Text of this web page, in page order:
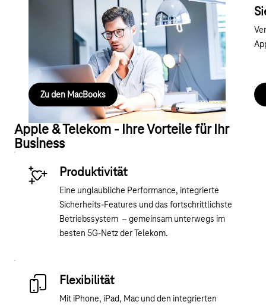
Zuhause arbeiten wie im Büro
Entdecken Sie die Angebote von Apple und sichern
Sie sich ein top aktuelles MacBook für die Arbeit im
Homeoffice und unterwegs.
Zu den MacBooks
Apple & Telekom - Ihre Vorteile für Ihr
Business
Produktivität
Eine unglaubliche Performance, integrierte
Sicherheits-Features und das fortschrittlichste
Betriebssystem – gemeinsam unterwegs im
besten 5G-Netz der Telekom.
Flexibilität
Mit iPhone, iPad, Mac und den integrierten